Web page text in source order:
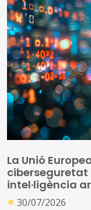
per aplicar el
La Unió
ciberseguretat
intel·ligència
● 30/07/2026